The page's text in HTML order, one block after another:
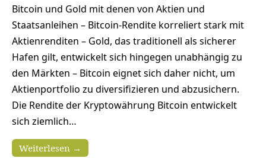
Bitcoin und Gold mit denen von Aktien und
Staatsanleihen – Bitcoin-Rendite korreliert stark mit
Aktienrenditen – Gold, das traditionell als sicherer
Hafen gilt, entwickelt sich hingegen unabhängig zu
den Märkten – Bitcoin eignet sich daher nicht, um
Aktienportfolio zu diversifizieren und abzusichern.
Die Rendite der Kryptowährung Bitcoin entwickelt
sich ziemlich…
Weiterlesen →